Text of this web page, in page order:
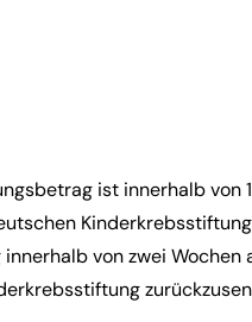
ist innerhalb von
von zwei Wochen